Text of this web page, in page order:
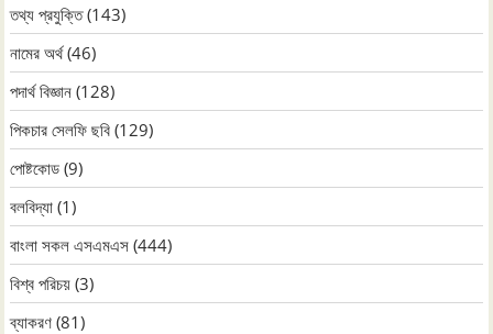
তথ্য প্রযুক্তি(143)
নামের অর্থ(46)
পদার্থ বিজ্ঞান (128)
পিকচার সেলফি ছবি (129)
পোষ্টকোড (9)
বলবিদ্যা (1)
বাংলা সকল এসএমএস (444)
বিশ্ব পরিচয় (3)
ব্যাকরণ (81)